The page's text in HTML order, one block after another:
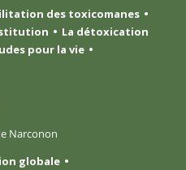
des toxicomanes
La détoxication
pour la vie
Narconon
globale